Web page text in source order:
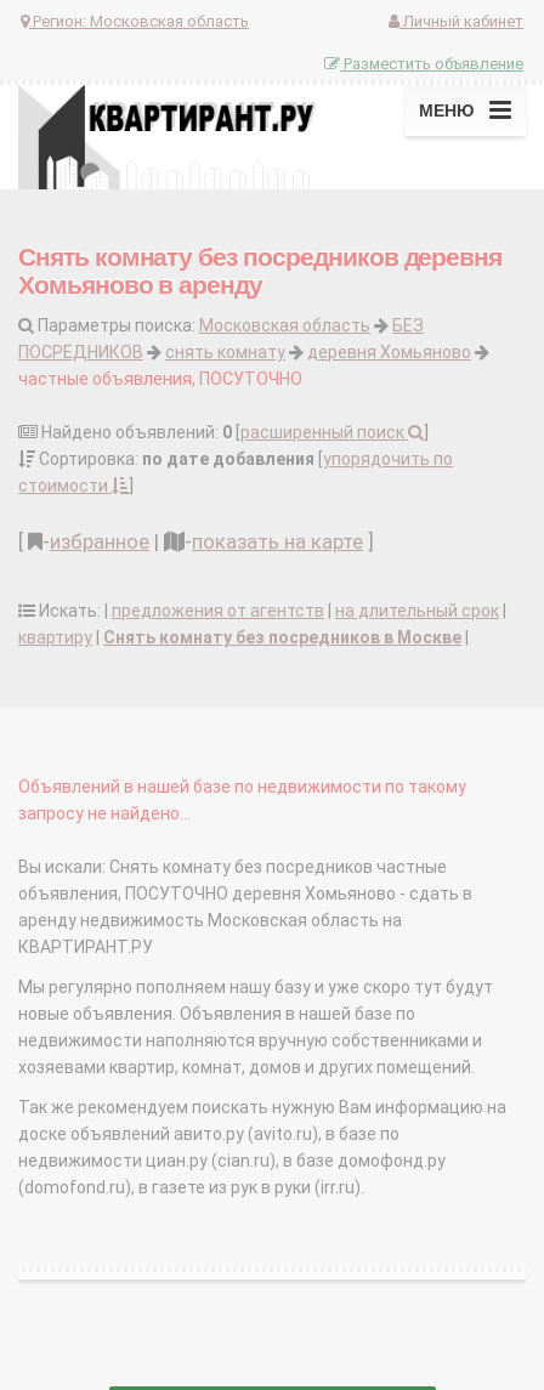
Регион: Московская область Личный кабинет
Разместить объявление
МЕНЮ
Снять комнату без посредников деревня
Хомьяново в аренду
Параметры поиска: Московская область
БЕЗ
ПОСРЕДНИКОВ
снять комнату
деревня Хомьяново
частные объявления, ПОСУТОЧНО
Найдено объявлений: 0 расширенный поиск
Сортировка: по дате добавления упорядочить по
стоимости
-избранное | -показать на карте
Искать: | предложения от агентств на длительный срок
квартиру
Снять комнату без посредников в Москве
Объявлений в нашей базе по недвижимости по такому
запросу не найдено...
Вы искали: Снять комнату без посредников частные
объявления, ПОСУТОЧНО деревня Хомьяново - сдать в
аренду недвижимость Московская область на
КВАРТИРАНТ.РУ
Мы регулярно пополняем нашу базу и уже скоро тут будут
новые объявления. Объявления в нашей базе по
недвижимости наполняются вручную собственниками и
хозяевами квартир, комнат, домов и других помещений.
Так же рекомендуем поискать нужную Вам информацию на
доске объявлений авито.ру (avito.ru), в базе по
недвижимости циан.ру (cian.ru), в базе домофонд.ру
(domofond.ru), в газете из рук в руки (irr.ru).